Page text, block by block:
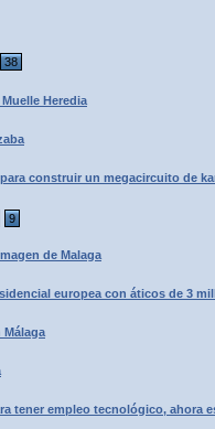
38
Heredia
construir un megacircuito de
9
de Malaga
europea con áticos de 3
Málaga
tener empleo tecnológico, ahora